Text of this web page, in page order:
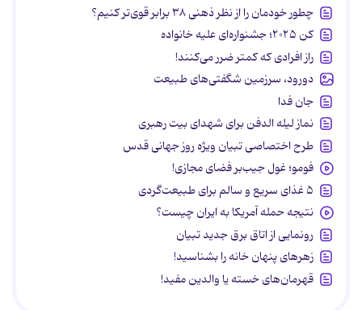
چطور خودمان را از نظر ذهنی ۳۸ برابر قوی‌تر کنیم؟
کن ۲۰۲۵؛ جشنواره‌ای علیه خانواده
راز افرادی که کمتر ضرر می‌کنند!
دورود، سرزمین شگفتی‌های طبیعت
جان فدا
نماز لیله الدفن برای شهدای بیت رهبری
طرح اختصاصی تبیان ویژه روز جهانی قدس
فومو؛ غول جیب‌بر فضای مجازی!
۵ غذای سریع و سالم برای طبیعت‌گردی
نتیجه حمله آمریکا به ایران چیست؟
رونمایی از اتاق برق جدید تبیان
زهرهای پنهان خانه را بشناسید!
قهرمان‌های خسته یا والدین مفید!